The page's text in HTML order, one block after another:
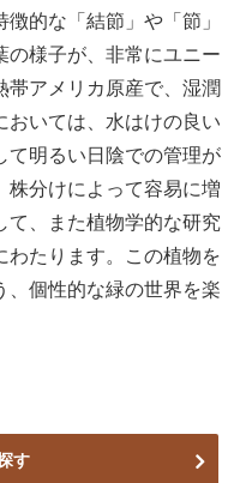
的な「結節」や「節」
の様子が、非常にユニー
帯アメリカ原産で、湿潤
おいては、水はけの良い
て明るい日陰での管理が
株分けによって容易に増
て、また植物学的な研究
わたります。この植物を
、個性的な緑の世界を楽
す